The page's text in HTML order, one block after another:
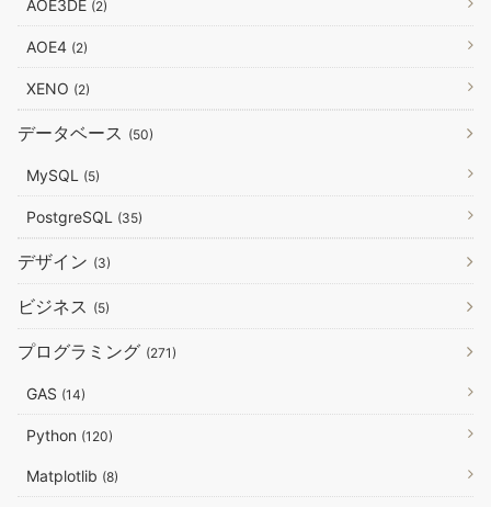
AOE3DE (2)
AOE4 (2)
XENO (2)
データベース (50)
MySQL (5)
PostgreSQL (35)
デザイン (3)
ビジネス (5)
プログラミング (271)
GAS (14)
Python (120)
Matplotlib (8)